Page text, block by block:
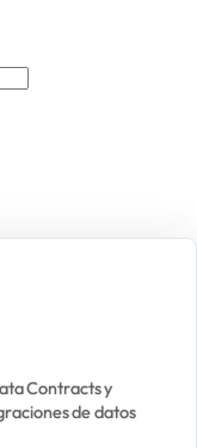
Contracts y
de datos